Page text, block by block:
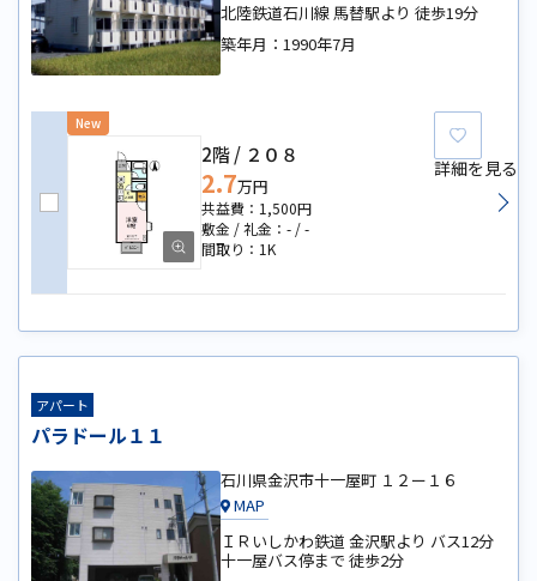
北陸鉄道石川線 馬替駅より 徒歩19分
築年月：1990年7月
2階 ２０８
2.7万円
1,500円
-
-
1K
New
詳細を見る
アパート
パラドール１１
石川県金沢市十一屋町 １２ー１６
MAP
ＩＲいしかわ鉄道 金沢駅より バス12分
十一屋バス停まで 徒歩2分